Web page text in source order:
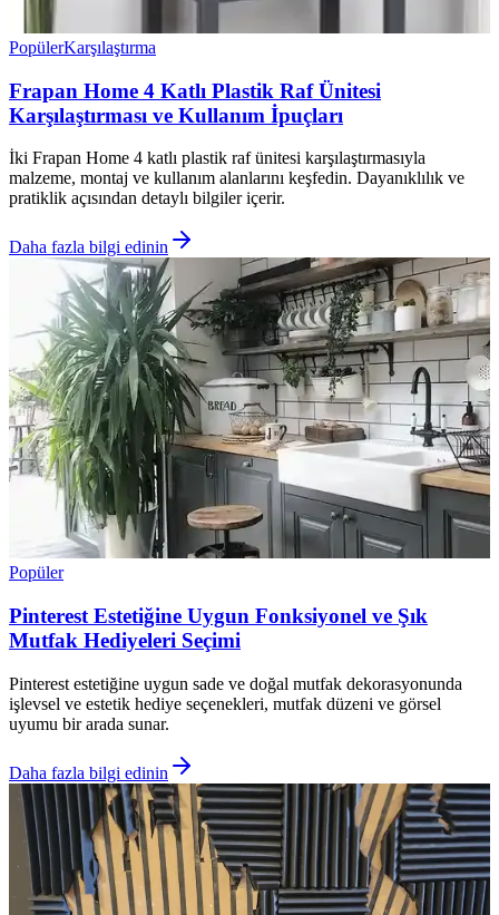
PopülerKarşılaştırma
Frapan Home 4 Katlı Plastik Raf Ünitesi
Karşılaştırması ve Kullanım İpuçları
İki Frapan Home 4 katlı plastik raf ünitesi karşılaştırmasıyla
malzeme, montaj ve kullanım alanlarını keşfedin. Dayanıklılık ve
pratiklik açısından detaylı bilgiler içerir.
Daha fazla bilgi edinin
Popüler
Pinterest Estetiğine Uygun Fonksiyonel ve Şık
Mutfak Hediyeleri Seçimi
Pinterest estetiğine uygun sade ve doğal mutfak dekorasyonunda
işlevsel ve estetik hediye seçenekleri, mutfak düzeni ve görsel
uyumu bir arada sunar.
Daha fazla bilgi edinin